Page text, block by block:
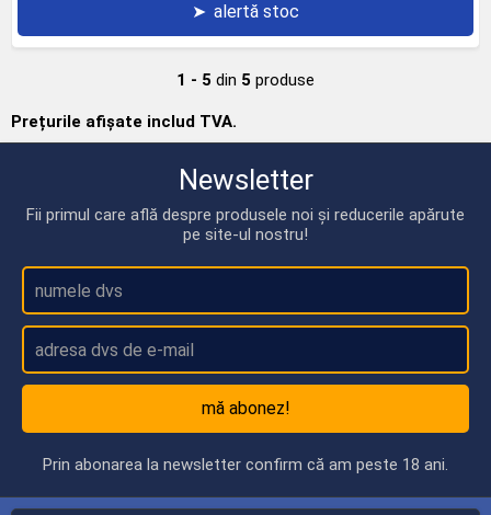
➤ alertă stoc
1 - 5 din 5 produse
Prețurile afișate includ TVA.
Newsletter
Fii primul care află despre produsele noi și reducerile apărute
pe site-ul nostru!
mă abonez!
Prin abonarea la newsletter confirm că am peste 18 ani.